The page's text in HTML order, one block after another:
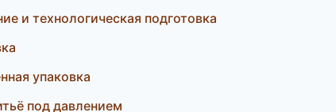
и технологическая подготовка
упаковка
под давлением